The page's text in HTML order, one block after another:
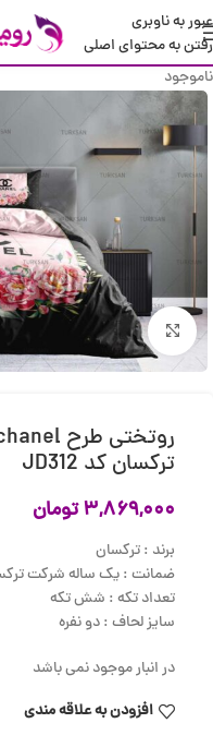
عبور به ناوبری
رفتن به محتوای اصلی
ناموجود
بزرگنمایی تصویر
ترکسان کد JD312
۳,۸۶۹,۰۰۰تومان
برند : ترکسان
ضمانت : یک ساله شرکت
تعداد تکه : شش تکه
سایز لحاف : دو نفره
در انبار موجود نمی باشد
افزودن به علاقه مندی